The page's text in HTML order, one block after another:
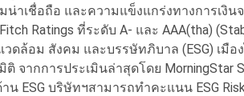
าเชื่อถือ และความแข็งแกร่งทางการเงินจ
Ratings ที่ระดับ A- และ AAA(tha)
ดล้อม สังคม และบรรษัทภิบาล (ESG) เมือ
จากการประเมินล่าสุดโดย MorningStar
น ESG บริษัทฯสามารถทำคะแนน ESG